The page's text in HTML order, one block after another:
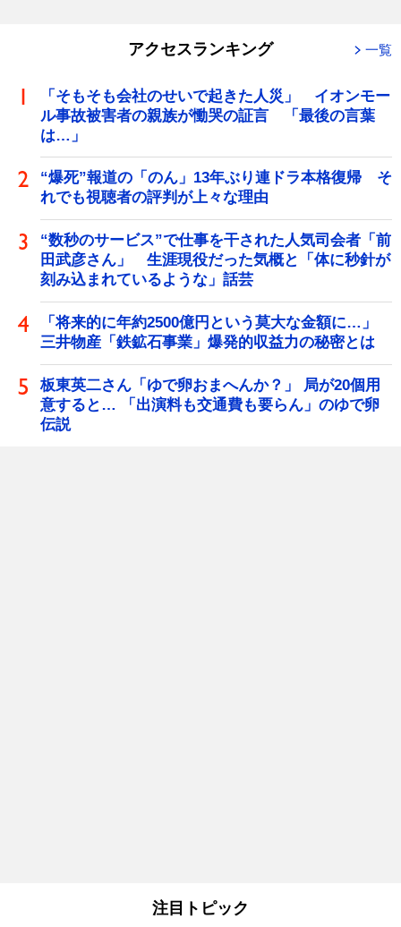
アクセスランキング 一覧
「そもそも会社のせいで起きた人災」 イオンモー
ル事故被害者の親族が慟哭の証言 「最後の言葉
は…」
“爆死”報道の「のん」13年ぶり連ドラ本格復帰 そ
れでも視聴者の評判が上々な理由
“数秒のサービス”で仕事を干された人気司会者「前
田武彦さん」 生涯現役だった気概と「体に秒針が
刻み込まれているような」話芸
「将来的に年約2500億円という莫大な金額に…」
三井物産「鉄鉱石事業」爆発的収益力の秘密とは
板東英二さん「ゆで卵おまへんか？」 局が20個用
意すると… 「出演料も交通費も要らん」のゆで卵
伝説
注目トピック